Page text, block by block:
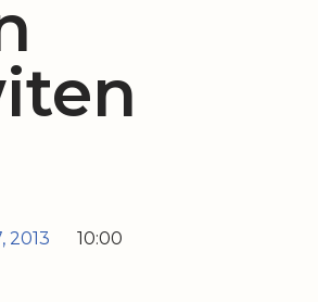
2013 10:00